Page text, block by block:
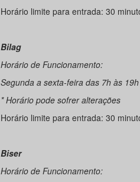
Horário limite para entrada: 30
Bilag
Horário de Funcionamento:
Segunda a sexta-feira das 7h às 19h
* Horário pode sofrer alterações
Horário limite para entrada: 30
Biser
Horário de Funcionamento: